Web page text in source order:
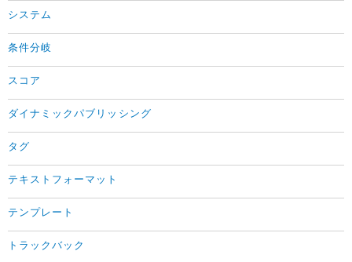
システム
条件分岐
スコア
ダイナミックパブリッシング
タグ
テキストフォーマット
テンプレート
トラックバック